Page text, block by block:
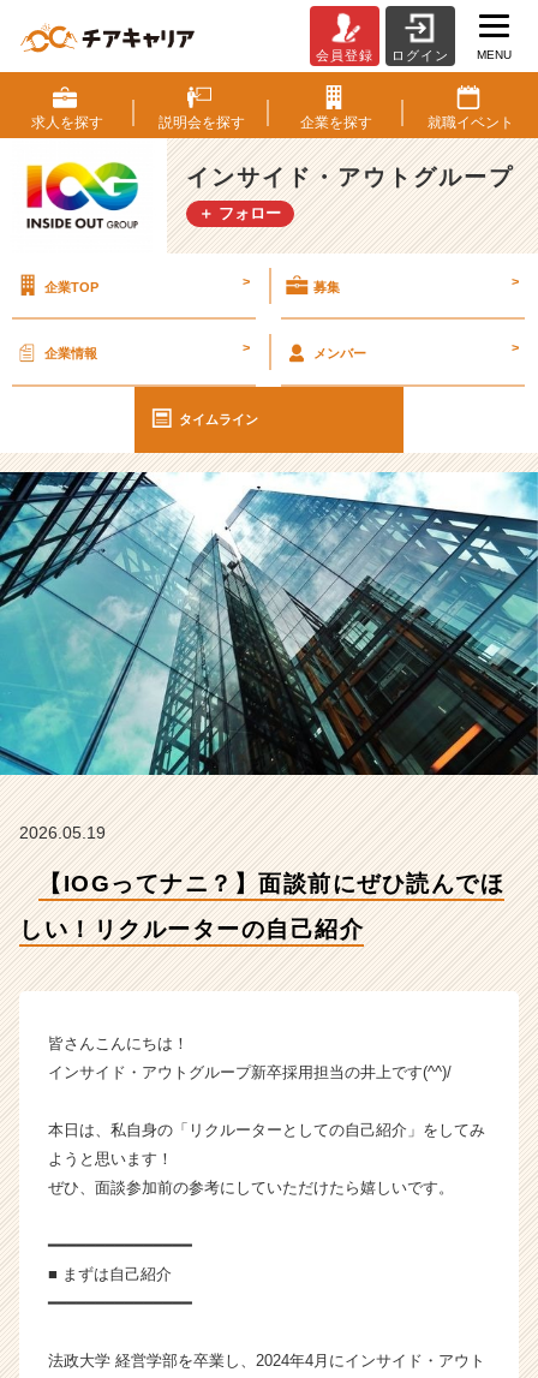
O
G
っ
て
ナ
ニ？】
に
読
ん
ほ
い！
リ
ク
ル
ー
タ
ー
の
自
己
紹
サ
イ
ド・
ア
ー
の
ム
ン
会員登録 ログイン MENU
求人を探す 説明会を探す 企業を探す 就職イベント
インサイド・アウトグループ
＋ フォロー
企業TOP > 募集 >
企業情報 > メンバー >
タイムライン
2026.05.19
【IOGってナニ？】面談前にぜひ読んでほ
しい！リクルーターの自己紹介
皆さんこんにちは！
インサイド・アウトグループ新卒採用担当の井上です(^^)/
本日は、私自身の「リクルーターとしての自己紹介」をしてみ
ようと思います！
ぜひ、面談参加前の参考にしていただけたら嬉しいです。
━━━━━━━━━━━━━━━
■ まずは自己紹介
━━━━━━━━━━━━━━━
法政大学 経営学部を卒業し、2024年4月にインサイド・アウト